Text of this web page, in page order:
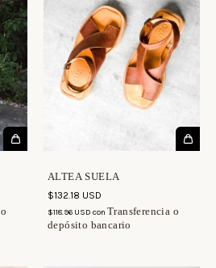
ALTEA SUELA
$132.18 USD
$118.96 USD con Transferencia o
depósito bancario